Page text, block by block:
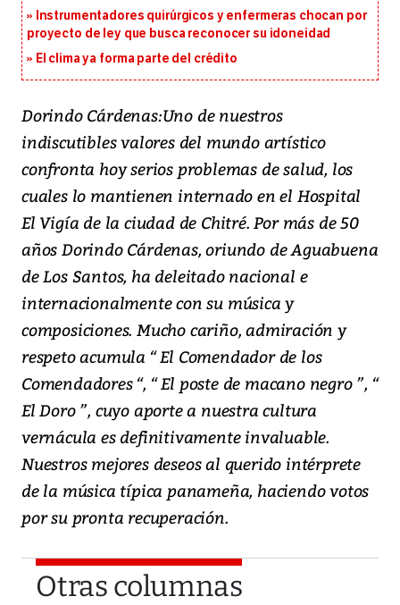
Instrumentadores quirúrgicos y enfermeras chocan por
proyecto de ley que busca reconocer su idoneidad
El clima ya forma parte del crédito
Dorindo Cárdenas:Uno de nuestros
indiscutibles valores del mundo artístico
confronta hoy serios problemas de salud, los
cuales lo mantienen internado en el Hospital
El Vigía de la ciudad de Chitré. Por más de 50
años Dorindo Cárdenas, oriundo de Aguabuena
de Los Santos, ha deleitado nacional e
internacionalmente con su música y
composiciones. Mucho cariño, admiración y
respeto acumula “ El Comendador de los
Comendadores “, “ El poste de macano negro ”, “
El Doro ”, cuyo aporte a nuestra cultura
vernácula es definitivamente invaluable.
Nuestros mejores deseos al querido intérprete
de la música típica panameña, haciendo votos
por su pronta recuperación.
Otras columnas